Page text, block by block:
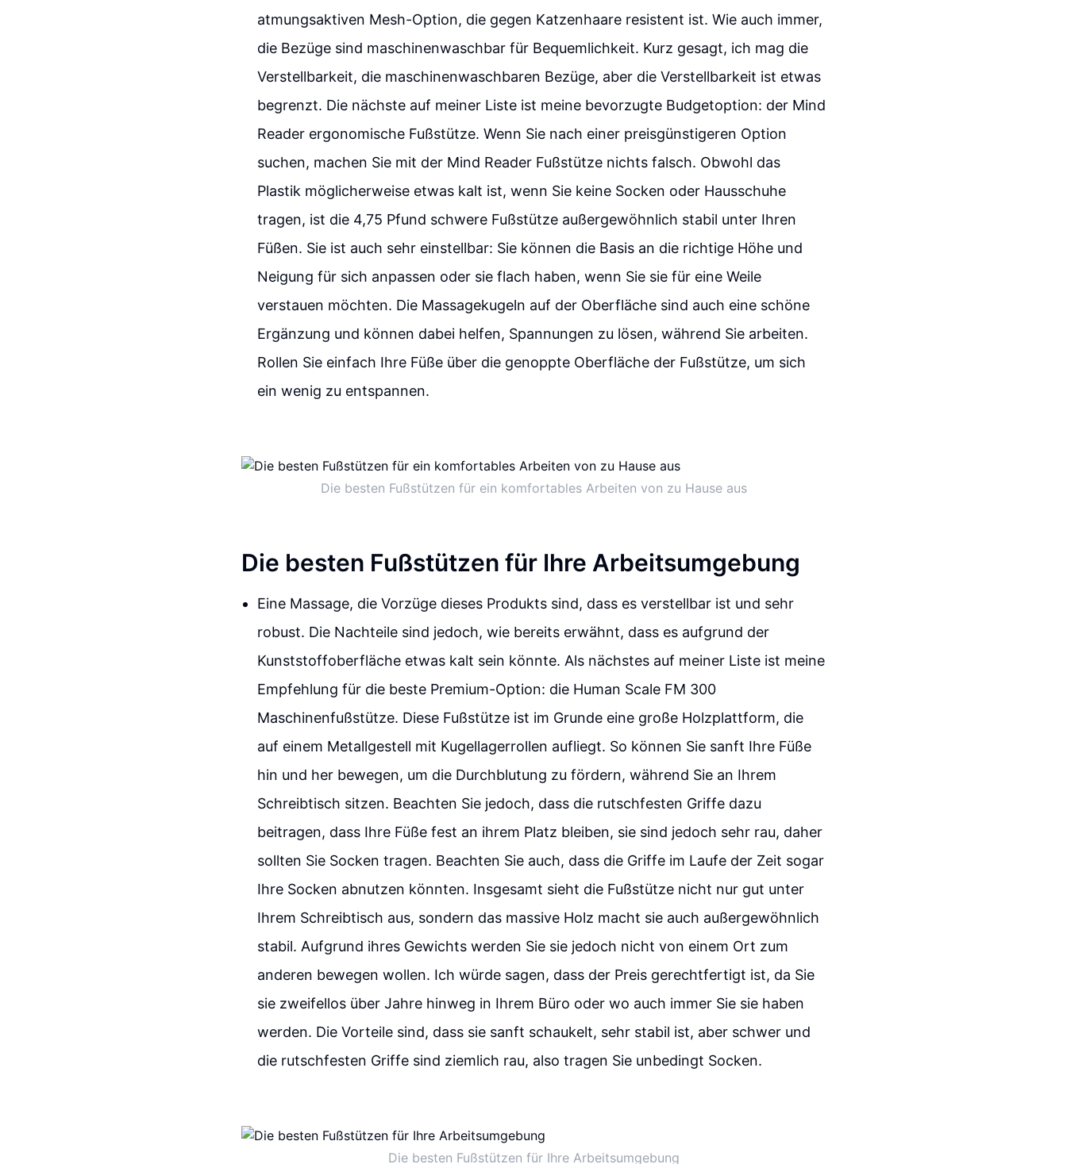
atmungsaktiven Mesh-Option, die gegen Katzenhaare resistent ist. Wie auch immer,
die Bezüge sind maschinenwaschbar für Bequemlichkeit. Kurz gesagt, ich mag die
Verstellbarkeit, die maschinenwaschbaren Bezüge, aber die Verstellbarkeit ist etwas
begrenzt. Die nächste auf meiner Liste ist meine bevorzugte Budgetoption: der Mind
Reader ergonomische Fußstütze. Wenn Sie nach einer preisgünstigeren Option
suchen, machen Sie mit der Mind Reader Fußstütze nichts falsch. Obwohl das
Plastik möglicherweise etwas kalt ist, wenn Sie keine Socken oder Hausschuhe
tragen, ist die 4,75 Pfund schwere Fußstütze außergewöhnlich stabil unter Ihren
Füßen. Sie ist auch sehr einstellbar: Sie können die Basis an die richtige Höhe und
Neigung für sich anpassen oder sie flach haben, wenn Sie sie für eine Weile
verstauen möchten. Die Massagekugeln auf der Oberfläche sind auch eine schöne
Ergänzung und können dabei helfen, Spannungen zu lösen, während Sie arbeiten.
Rollen Sie einfach Ihre Füße über die genoppte Oberfläche der Fußstütze, um sich
ein wenig zu entspannen.
Die besten Fußstützen für ein komfortables Arbeiten von zu Hause aus
Die besten Fußstützen für Ihre Arbeitsumgebung
Eine Massage, die Vorzüge dieses Produkts sind, dass es verstellbar ist und sehr
robust. Die Nachteile sind jedoch, wie bereits erwähnt, dass es aufgrund der
Kunststoffoberfläche etwas kalt sein könnte. Als nächstes auf meiner Liste ist meine
Empfehlung für die beste Premium-Option: die Human Scale FM 300
Maschinenfußstütze. Diese Fußstütze ist im Grunde eine große Holzplattform, die
auf einem Metallgestell mit Kugellagerrollen aufliegt. So können Sie sanft Ihre Füße
hin und her bewegen, um die Durchblutung zu fördern, während Sie an Ihrem
Schreibtisch sitzen. Beachten Sie jedoch, dass die rutschfesten Griffe dazu
beitragen, dass Ihre Füße fest an ihrem Platz bleiben, sie sind jedoch sehr rau, daher
sollten Sie Socken tragen. Beachten Sie auch, dass die Griffe im Laufe der Zeit sogar
Ihre Socken abnutzen könnten. Insgesamt sieht die Fußstütze nicht nur gut unter
Ihrem Schreibtisch aus, sondern das massive Holz macht sie auch außergewöhnlich
stabil. Aufgrund ihres Gewichts werden Sie sie jedoch nicht von einem Ort zum
anderen bewegen wollen. Ich würde sagen, dass der Preis gerechtfertigt ist, da Sie
sie zweifellos über Jahre hinweg in Ihrem Büro oder wo auch immer Sie sie haben
werden. Die Vorteile sind, dass sie sanft schaukelt, sehr stabil ist, aber schwer und
die rutschfesten Griffe sind ziemlich rau, also tragen Sie unbedingt Socken.
Die besten Fußstützen für Ihre Arbeitsumgebung